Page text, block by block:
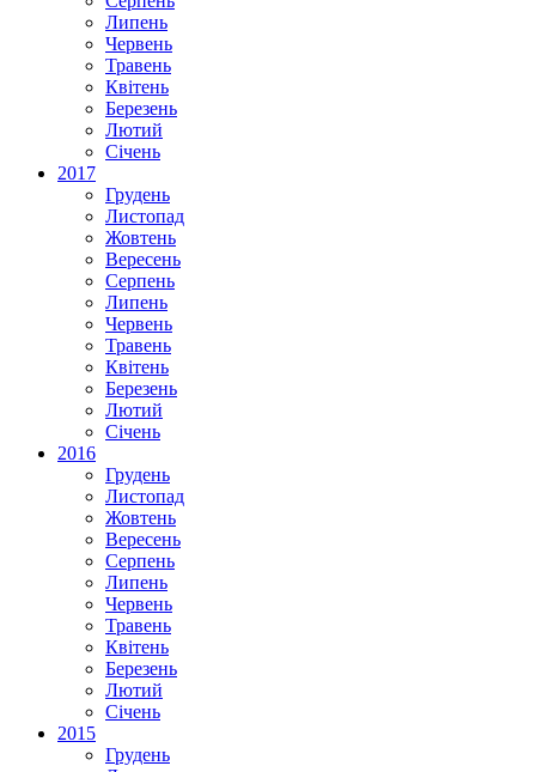
Липень
Червень
Травень
Квітень
Березень
Лютий
Січень
2017
Грудень
Листопад
Жовтень
Вересень
Серпень
Липень
Червень
Травень
Квітень
Березень
Лютий
Січень
2016
Грудень
Листопад
Жовтень
Вересень
Серпень
Липень
Червень
Травень
Квітень
Березень
Лютий
Січень
2015
Грудень